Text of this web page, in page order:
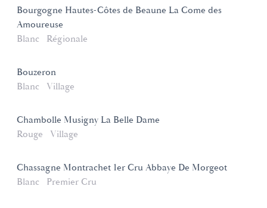
Bourgogne Hautes-Côtes de Beaune La Come des
Amoureuse
Blanc
Régionale
Bouzeron
Blanc
Village
Chambolle Musigny La Belle Dame
Rouge
Village
Chassagne Montrachet 1er Cru Abbaye De Morgeot
Blanc
Premier Cru